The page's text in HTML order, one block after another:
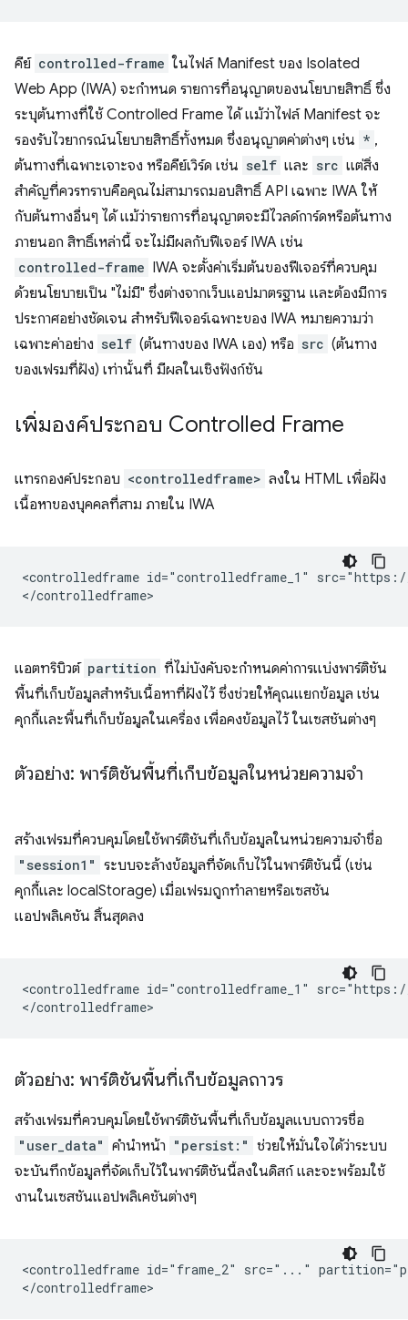
คีย์ controlled-frame ในไฟล์ Manifest ของ Isolated
Web App (IWA) จะกำหนด รายการที่อนุญาตของนโยบายสิทธิ์ ซึ่ง
ระบุต้นทางที่ใช้ Controlled Frame ได้ แม้ว่าไฟล์ Manifest จะ
รองรับไวยากรณ์นโยบายสิทธิ์ทั้งหมด ซึ่งอนุญาตค่าต่างๆ เช่น * ,
ต้นทางที่เฉพาะเจาะจง หรือคีย์เวิร์ด เช่น self และ src แต่สิ่ง
สำคัญที่ควรทราบคือคุณไม่สามารถมอบสิทธิ์ API เฉพาะ IWA ให้
กับต้นทางอื่นๆ ได้ แม้ว่ารายการที่อนุญาตจะมีไวลด์การ์ดหรือต้นทาง
ภายนอก สิทธิ์เหล่านี้ จะไม่มีผลกับฟีเจอร์ IWA เช่น
controlled-frame IWA จะตั้งค่าเริ่มต้นของฟีเจอร์ที่ควบคุม
ด้วยนโยบายเป็น "ไม่มี" ซึ่งต่างจากเว็บแอปมาตรฐาน และต้องมีการ
ประกาศอย่างชัดเจน สำหรับฟีเจอร์เฉพาะของ IWA หมายความว่า
เฉพาะค่าอย่าง self (ต้นทางของ IWA เอง) หรือ src (ต้นทาง
ของเฟรมที่ฝัง) เท่านั้นที่ มีผลในเชิงฟังก์ชัน
เพิ่มองค์ประกอบ Controlled Frame
แทรกองค์ประกอบ <controlledframe> ลงใน HTML เพื่อฝัง
เนื้อหาของบุคคลที่สาม ภายใน IWA
<controlledframe id="controlledframe_1" src="https://
แอตทริบิวต์ partition ที่ไม่บังคับจะกำหนดค่าการแบ่งพาร์ติชัน
พื้นที่เก็บข้อมูลสำหรับเนื้อหาที่ฝังไว้ ซึ่งช่วยให้คุณแยกข้อมูล เช่น
คุกกี้และพื้นที่เก็บข้อมูลในเครื่อง เพื่อคงข้อมูลไว้ ในเซสชันต่างๆ
ตัวอย่าง: พาร์ติชันพื้นที่เก็บข้อมูลในหน่วยความจำ
สร้างเฟรมที่ควบคุมโดยใช้พาร์ติชันที่เก็บข้อมูลในหน่วยความจำชื่อ
"session1" ระบบจะล้างข้อมูลที่จัดเก็บไว้ในพาร์ติชันนี้ (เช่น
คุกกี้และ localStorage) เมื่อเฟรมถูกทำลายหรือเซสชัน
แอปพลิเคชัน สิ้นสุดลง
<controlledframe id="controlledframe_1" src="https://
ตัวอย่าง: พาร์ติชันพื้นที่เก็บข้อมูลถาวร
สร้างเฟรมที่ควบคุมโดยใช้พาร์ติชันพื้นที่เก็บข้อมูลแบบถาวรชื่อ
"user_data" คำนำหน้า "persist:" ช่วยให้มั่นใจได้ว่าระบบ
จะบันทึกข้อมูลที่จัดเก็บไว้ในพาร์ติชันนี้ลงในดิสก์ และจะพร้อมใช้
งานในเซสชันแอปพลิเคชันต่างๆ
<controlledframe id="frame_2" src="..."